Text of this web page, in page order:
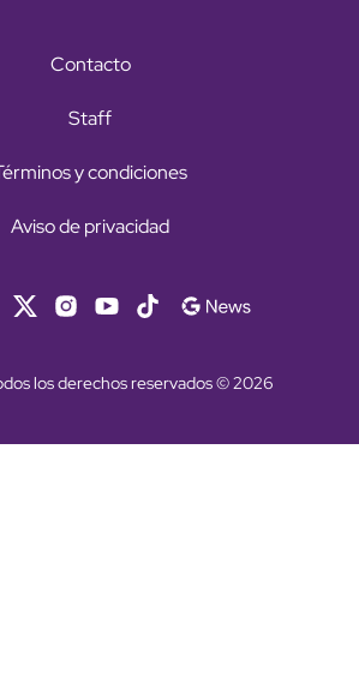
Contacto
Staff
y condiciones
Aviso de privacidad
los derechos reservados © 2026